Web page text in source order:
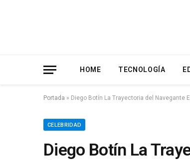
HOME TECNOLOGÍA
Portada » Diego Botín La Trayectoria del Navegante
CELEBRIDAD
Diego Botín La